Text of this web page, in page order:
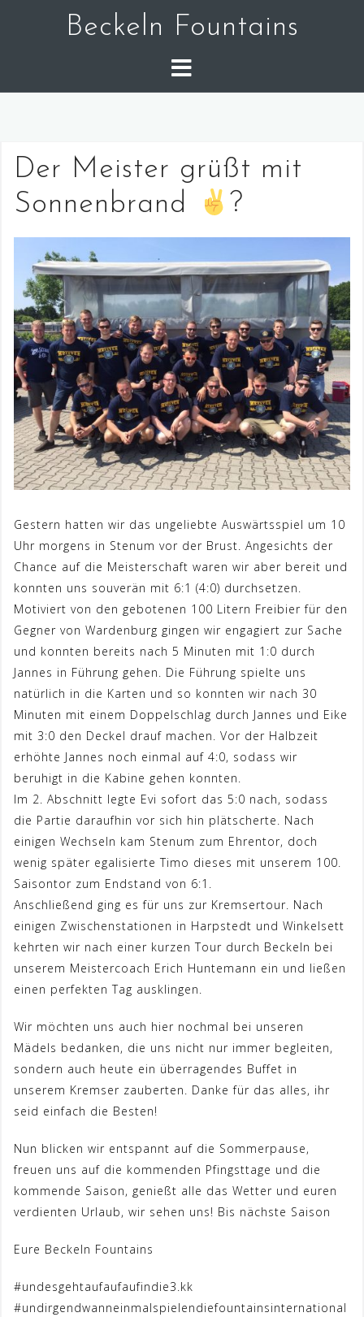
Beckeln Fountains
Der Meister grüßt mit
Sonnenbrand
?
Gestern hatten wir das ungeliebte Auswärtsspiel um 10
Uhr morgens in Stenum vor der Brust. Angesichts der
Chance auf die Meisterschaft waren wir aber bereit und
konnten uns souverän mit 6:1 (4:0) durchsetzen.
Motiviert von den gebotenen 100 Litern Freibier für den
Gegner von Wardenburg gingen wir engagiert zur Sache
und konnten bereits nach 5 Minuten mit 1:0 durch
Jannes in Führung gehen. Die Führung spielte uns
natürlich in die Karten und so konnten wir nach 30
Minuten mit einem Doppelschlag durch Jannes und Eike
mit 3:0 den Deckel drauf machen. Vor der Halbzeit
erhöhte Jannes noch einmal auf 4:0, sodass wir
beruhigt in die Kabine gehen konnten.
Im 2. Abschnitt legte Evi sofort das 5:0 nach, sodass
die Partie daraufhin vor sich hin plätscherte. Nach
einigen Wechseln kam Stenum zum Ehrentor, doch
wenig später egalisierte Timo dieses mit unserem 100.
Saisontor zum Endstand von 6:1.
Anschließend ging es für uns zur Kremsertour. Nach
einigen Zwischenstationen in Harpstedt und Winkelsett
kehrten wir nach einer kurzen Tour durch Beckeln bei
unserem Meistercoach Erich Huntemann ein und ließen
einen perfekten Tag ausklingen.
Wir möchten uns auch hier nochmal bei unseren
Mädels bedanken, die uns nicht nur immer begleiten,
sondern auch heute ein überragendes Buffet in
unserem Kremser zauberten. Danke für das alles, ihr
seid einfach die Besten!
Nun blicken wir entspannt auf die Sommerpause,
freuen uns auf die kommenden Pfingsttage und die
kommende Saison, genießt alle das Wetter und euren
verdienten Urlaub, wir sehen uns! Bis nächste Saison
Eure Beckeln Fountains
#undesgehtaufaufaufindie3.kk
#undirgendwanneinmalspielendiefountainsinternational